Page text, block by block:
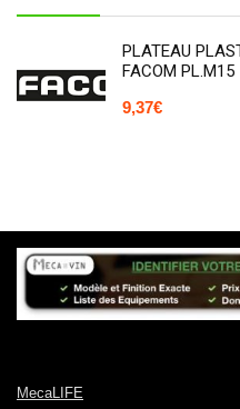
PLATEAU
FACOM PL.M15
9,37€
MecaLIFE